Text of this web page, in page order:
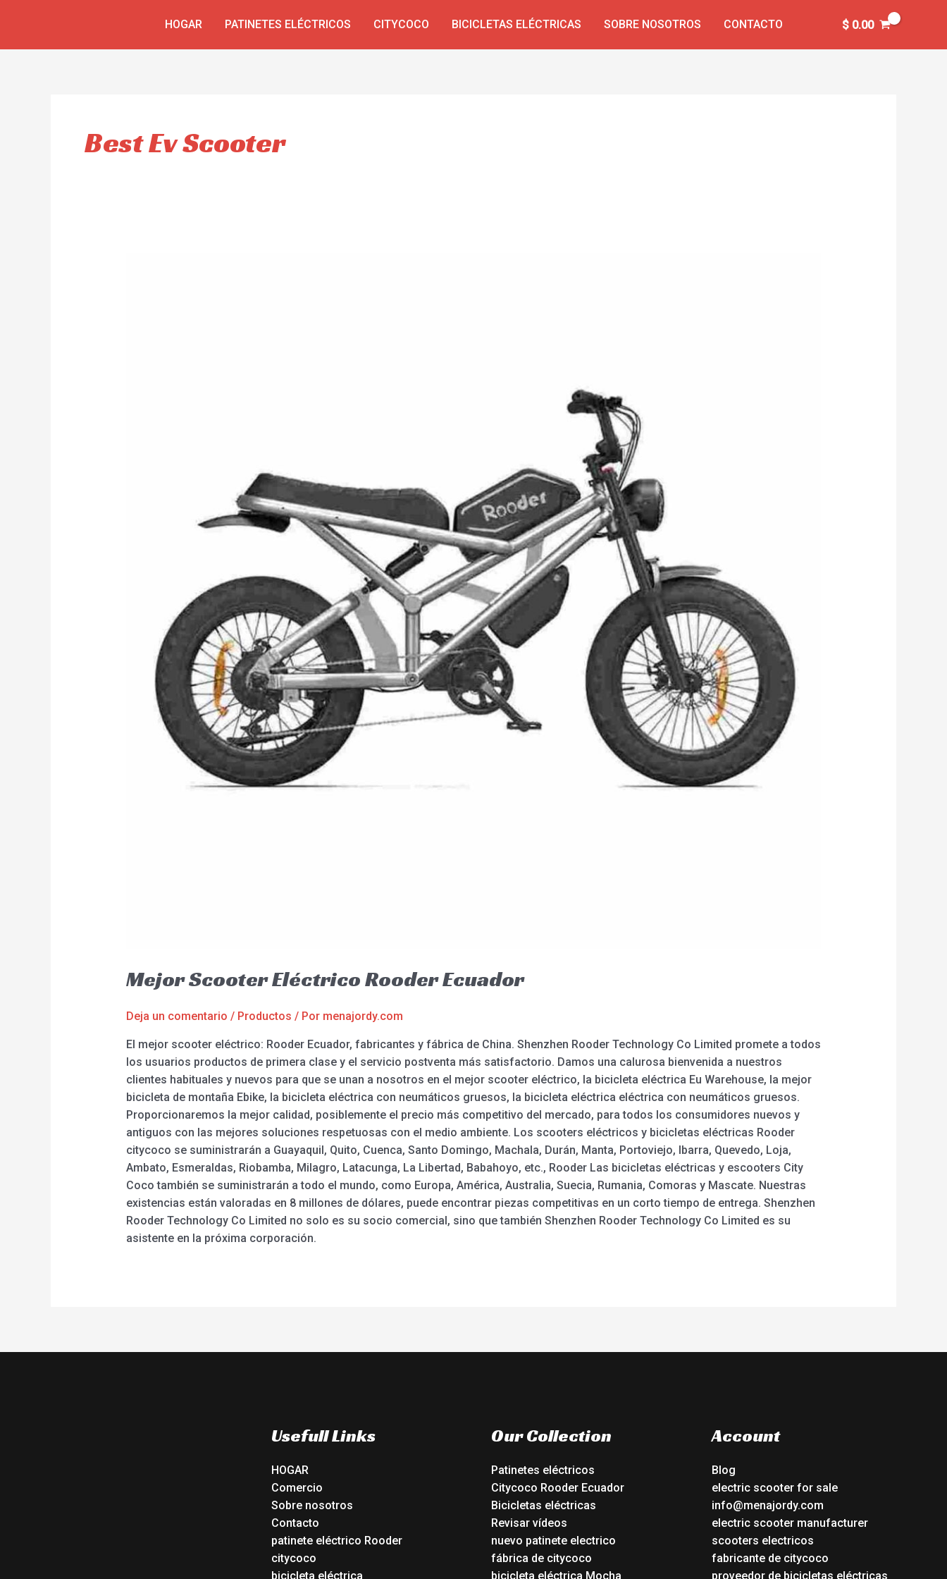
HOGAR PATINETES ELÉCTRICOS CITYCOCO BICICLETAS ELÉCTRICAS SOBRE NOSOTROS CONTACTO $0.00
Best Ev Scooter
Mejor Scooter Eléctrico Rooder Ecuador
Deja un comentario / Productos / Por menajordy.com
El mejor scooter eléctrico: Rooder Ecuador, fabricantes y fábrica de China. Shenzhen Rooder Technology Co Limited promete a todos
los usuarios productos de primera clase y el servicio postventa más satisfactorio. Damos una calurosa bienvenida a nuestros
clientes habituales y nuevos para que se unan a nosotros en el mejor scooter eléctrico, la bicicleta eléctrica Eu Warehouse, la mejor
bicicleta de montaña Ebike, la bicicleta eléctrica con neumáticos gruesos, la bicicleta eléctrica eléctrica con neumáticos gruesos.
Proporcionaremos la mejor calidad, posiblemente el precio más competitivo del mercado, para todos los consumidores nuevos y
antiguos con las mejores soluciones respetuosas con el medio ambiente. Los scooters eléctricos y bicicletas eléctricas Rooder
citycoco se suministrarán a Guayaquil, Quito, Cuenca, Santo Domingo, Machala, Durán, Manta, Portoviejo, Ibarra, Quevedo, Loja,
Ambato, Esmeraldas, Riobamba, Milagro, Latacunga, La Libertad, Babahoyo, etc., Rooder Las bicicletas eléctricas y escooters City
Coco también se suministrarán a todo el mundo, como Europa, América, Australia, Suecia, Rumania, Comoras y Mascate. Nuestras
existencias están valoradas en 8 millones de dólares, puede encontrar piezas competitivas en un corto tiempo de entrega. Shenzhen
Rooder Technology Co Limited no solo es su socio comercial, sino que también Shenzhen Rooder Technology Co Limited es su
asistente en la próxima corporación.
Usefull Links
HOGAR
Comercio
Sobre nosotros
Contacto
patinete eléctrico Rooder
citycoco
bicicleta eléctrica
Our Collection
Patinetes eléctricos
Citycoco Rooder Ecuador
Bicicletas eléctricas
Revisar vídeos
nuevo patinete electrico
fábrica de citycoco
bicicleta eléctrica Mocha
Account
Blog
electric scooter for sale
info@menajordy.com
electric scooter manufacturer
scooters electricos
fabricante de citycoco
proveedor de bicicletas eléctricas